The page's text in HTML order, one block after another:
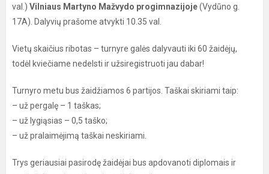
val.) Vilniaus Martyno Mažvydo progimnazijoje(Vydūno g.
17A). Dalyvių prašome atvykti 10.35 val.
Vietų skaičius ribotas – turnyre galės dalyvauti iki 60 žaidėjų,
todėl kviečiame nedelsti ir užsiregistruoti jau dabar!
Turnyro metu bus žaidžiamos 6 partijos. Taškai skiriami taip:
– už pergalę – 1 taškas;
– už lygiąsias – 0,5 taško;
– už pralaimėjimą taškai neskiriami.
Trys geriausiai pasirodę žaidėjai bus apdovanoti diplomais ir